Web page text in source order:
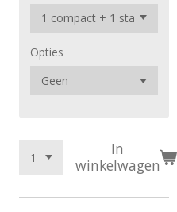
Opties
In
winkelwagen